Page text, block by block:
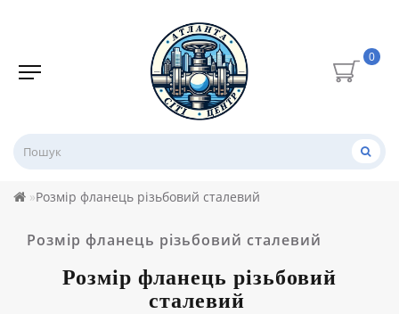
0
Розмір фланець різьбовий сталевий
Розмір фланець різьбовий сталевий
Розмір фланець різьбовий
сталевий